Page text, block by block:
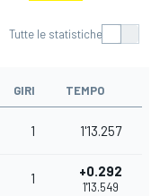
Tutte le statistiche
GIRI TEMPO
1 1'13.257
1 +0.292
1'13.549